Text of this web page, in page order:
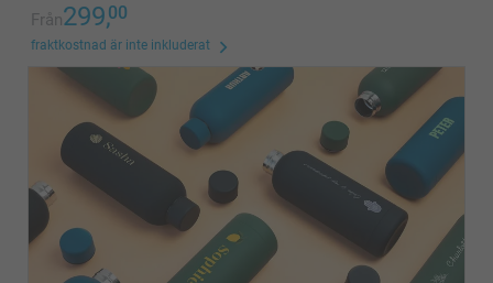
Från299,00
fraktkostnad är inte inkluderat